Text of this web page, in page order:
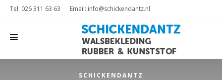
Tel: 026 311 63 63 Email: info@schickendantz.nl
SCHICKENDANTZ